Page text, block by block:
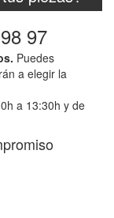
97
Puedes
a elegir la
a 13:30h y de